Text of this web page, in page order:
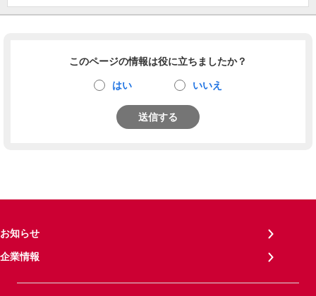
このページの情報は役に立ちましたか？
はい いいえ
送信する
お知らせ
企業情報